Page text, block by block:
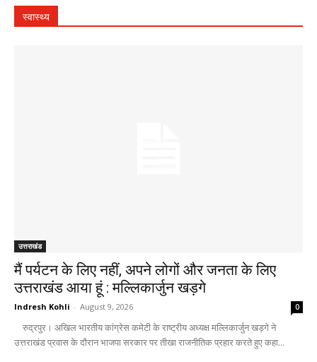
स्वास्थ्य
उत्तराखंड
मैं पर्यटन के लिए नहीं, अपने लोगों और जनता के लिए
उत्तराखंड आया हूं : मल्लिकार्जुन खड़गे
Indresh Kohli - August 9, 2026 0
रुद्रपुर। अखिल भारतीय कांग्रेस कमेटी के राष्ट्रीय अध्यक्ष मल्लिकार्जुन खड़गे ने
उत्तराखंड प्रवास के दौरान भाजपा सरकार पर तीखा राजनीतिक प्रहार करते हुए कहा...